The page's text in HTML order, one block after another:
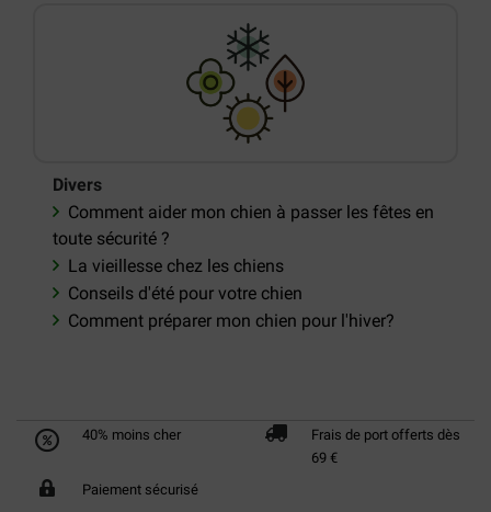
Divers
Comment aider mon chien à passer les fêtes en
toute sécurité ?
La vieillesse chez les chiens
Conseils d'été pour votre chien
Comment préparer mon chien pour l'hiver?
40% moins cher
Frais de port offerts dès
69 €
Paiement sécurisé